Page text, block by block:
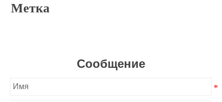
Метка
Сообщение